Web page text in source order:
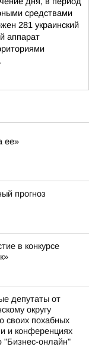
средствами
281 украинский
аппарат
ее»
прогноз
в конкурсе
депутаты от
округу
своих похабных
и конференциях
онлайн"